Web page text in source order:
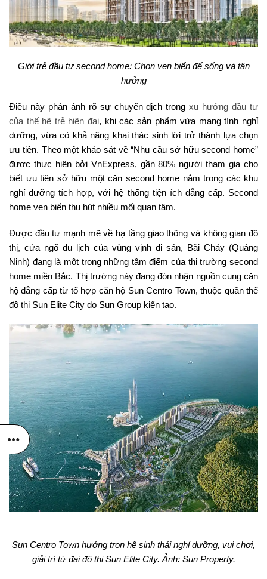
Giới trẻ đầu tư second home: Chọn ven biển để sống và tận
hưởng
Điều này phản ánh rõ sự chuyển dịch trongxu hướng đầu tư
của thế hệ trẻ hiện đại, khi các sản phẩm vừa mang tính nghỉ
dưỡng, vừa có khả năng khai thác sinh lời trở thành lựa chọn
ưu tiên. Theo một khảo sát về “Nhu cầu sở hữu second home”
được thực hiện bởi VnExpress, gần 80% người tham gia cho
biết ưu tiên sở hữu một căn second home nằm trong các khu
nghỉ dưỡng tích hợp, với hệ thống tiện ích đẳng cấp. Second
home ven biển thu hút nhiều mối quan tâm.
Được đầu tư mạnh mẽ về hạ tầng giao thông và không gian đô
thị, cửa ngõ du lịch của vùng vịnh di sản, Bãi Cháy (Quảng
Ninh) đang là một trong những tâm điểm của thị trường second
home miền Bắc. Thị trường này đang đón nhận nguồn cung căn
hộ đẳng cấp từ tổ hợp căn hộ Sun Centro Town, thuộc quần thể
đô thị Sun Elite City do Sun Group kiến tạo.
Sun Centro Town hưởng trọn hệ sinh thái nghỉ dưỡng, vui chơi,
giải trí từ đại đô thị Sun Elite City. Ảnh: Sun Property.